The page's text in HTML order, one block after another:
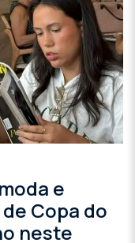
e
Copa do
neste